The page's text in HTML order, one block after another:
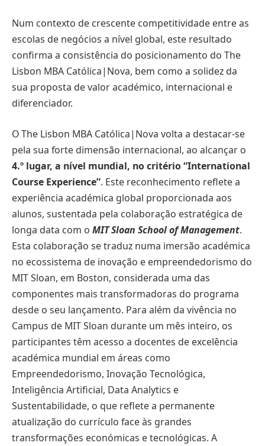
Num contexto de crescente competitividade entre as
escolas de negócios a nível global, este resultado
confirma a consistência do posicionamento do The
Lisbon MBA Católica|Nova, bem como a solidez da
sua proposta de valor académico, internacional e
diferenciador.
O The Lisbon MBA Católica|Nova volta a destacar-se
pela sua forte dimensão internacional, ao alcançar o
4.º lugar, a nível mundial, no critério “International
Course Experience”. Este reconhecimento reflete a
experiência académica global proporcionada aos
alunos, sustentada pela colaboração estratégica de
longa data com o MITSloan School of Management.
Esta colaboração se traduz numa imersão académica
no ecossistema de inovação e empreendedorismo do
MIT Sloan, em Boston, considerada uma das
componentes mais transformadoras do programa
desde o seu lançamento. Para além da vivência no
Campus de MIT Sloan durante um mês inteiro, os
participantes têm acesso a docentes de excelência
académica mundial em áreas como
Empreendedorismo, Inovação Tecnológica,
Inteligência Artificial, Data Analytics e
Sustentabilidade, o que reflete a permanente
atualização do currículo face às grandes
transformações económicas e tecnológicas. A